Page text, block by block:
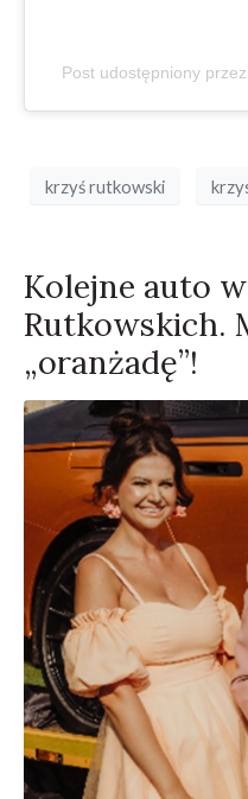
Post udostępniony
krzyś rutkowski
Kolejne auto
Rutkowskich.
„oranżadę”!